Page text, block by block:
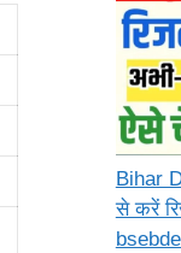
Bihar
से करें